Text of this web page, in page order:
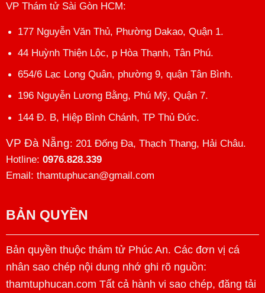
VP Thám tử Sài Gòn HCM:
177 Nguyễn Văn Thủ, Phường Dakao, Quận 1.
44 Huỳnh Thiện Lộc, p Hòa Thạnh, Tân Phú.
654/6 Lạc Long Quân, phường 9, quận Tân Bình.
196 Nguyễn Lương Bằng, Phú Mỹ, Quận 7.
144 Đ. B, Hiệp Bình Chánh, TP Thủ Đức.
VP Đà Nẵng: 201 Đống Đa, Thạch Thang, Hải Châu.
Hotline: 0976.828.339
Email: thamtuphucan@gmail.com
BẢN QUYỀN
Bản quyền thuộc thám tử Phúc An. Các đơn vị cá
nhân sao chép nội dung nhớ ghi rõ nguồn:
thamtuphucan.com Tất cả hành vi sao chép, đăng tải